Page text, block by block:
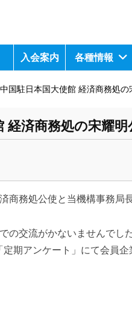
入会案内 各種情報
中国駐日本国大使館 経済商務処
経済商務処の宋耀
商務処公使と当機構事務局
の交流がかないませんで
期アンケート」にて会員